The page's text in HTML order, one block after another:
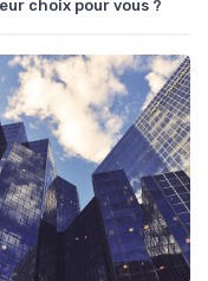
choix pour vous ?